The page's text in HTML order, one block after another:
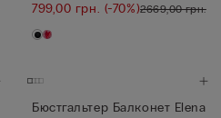
799,00 грн. (-70%)2669,00 грн.
Бюстгальтер Балконет Elena